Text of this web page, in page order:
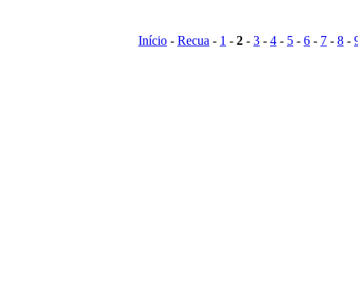
Início - Recua - 1 - 2 - 3 - 4 - 5 - 6 - 7 - 8 -